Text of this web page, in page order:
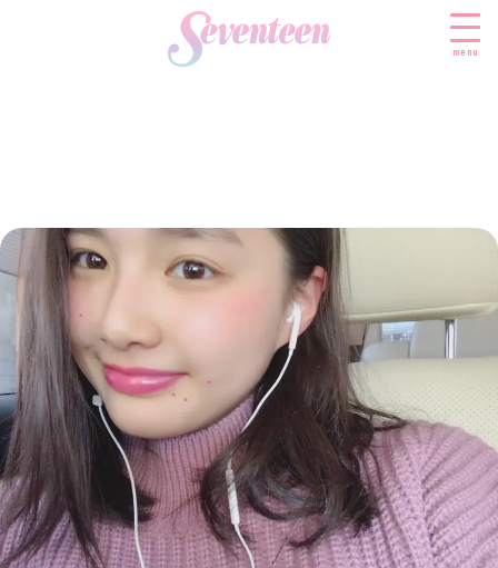
menu
FASHION
ファッションニュース
モデル私服
着回し
着痩せ
BEAUTY
ビューティニュース
トレンドメイク
ベストコスメ
ヘアアレンジ・ヘアケア
スキンケア
ボディケア
SCHOOL
スクールニュース
制服コーデ
学校ヘアメイク
勉強・受験・進路
ENTERTAINMENT
エンタメニュース
なにわ男子
K-POP
LIFESTYLE
ライフスタイルニュース
JKランキング・アワード
モデルの購入品
おでかけ
JK TREND
JKトレンドニュース
MODELS
MODEL'S BLOG